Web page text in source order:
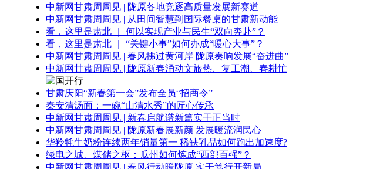
中新网甘肃周周见 | 陇原各地竞逐高质量发展新赛道
中新网甘肃周周见 | 从田间智慧到国际餐桌的甘肃新动能
看，这里是肃北 ｜ 何以实现产业与民生“双向奔赴”？
看，这里是肃北 ｜ “关键小事”如何办成“暖心大事”？
中新网甘肃周周见 | 春风拂过黄河岸 陇原奏响发展“奋进曲”
中新网甘肃周周见 | 陇原新春涌动文旅热、复工潮、春耕忙
甘肃庆阳“新春第一会”发布全员“招商令”
秦安清汤面：一碗“山清水秀”的匠心传承
中新网甘肃周周见 | 新春启航谱新篇实干正当时
中新网甘肃周周见 | 陇原新春展新颜 发展暖流润民心
华羚牦牛奶粉连续两年销量第一 稀缺乳品如何跑出加速度?
绿电之城、煤储之枢：瓜州如何炼成“西部百强”？
中新网甘肃周周见 | 春风行动暖陇原 实干笃行开新局